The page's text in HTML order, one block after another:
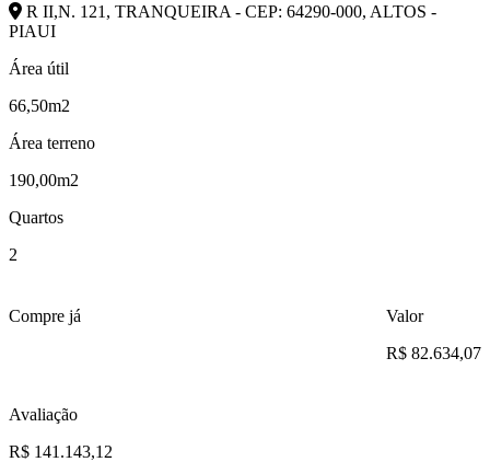
R II,N. 121, TRANQUEIRA - CEP: 64290-000, ALTOS -
PIAUI
Área útil
66,50m2
Área terreno
190,00m2
Quartos
2
Compre já
Valor
R$ 82.634,07
Avaliação
R$ 141.143,12